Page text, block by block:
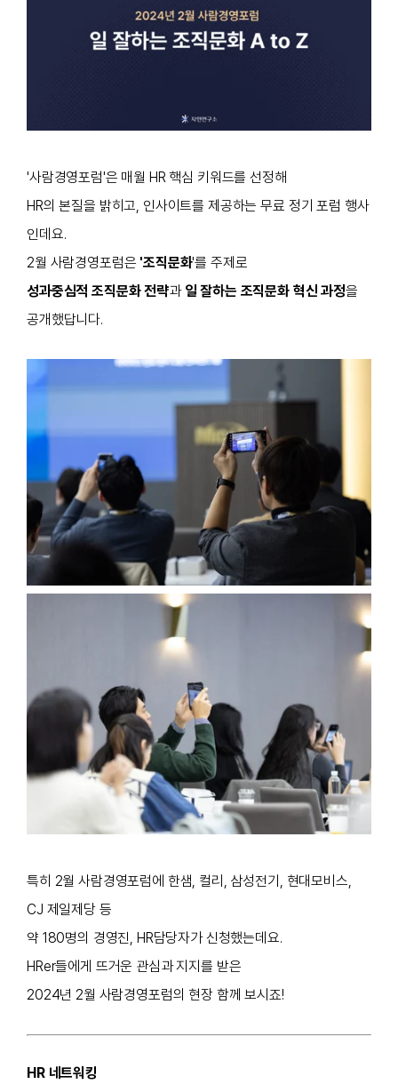
'사람경영포럼'은 매월 HR 핵심 키워드를 선정해
HR의 본질을 밝히고, 인사이트를 제공하는 무료 정기 포럼 행사
인데요.
2월 사람경영포럼은 '조직문화'를 주제로
성과중심적 조직문화 전략과 일 잘하는 조직문화 혁신 과정을
공개했답니다.
특히 2월 사람경영포럼에 한샘, 컬리, 삼성전기, 현대모비스,
CJ 제일제당 등
약 180명의 경영진, HR담당자가 신청했는데요.
HRer들에게 뜨거운 관심과 지지를 받은
2024년 2월 사람경영포럼의 현장 함께 보시죠!
HR 네트워킹